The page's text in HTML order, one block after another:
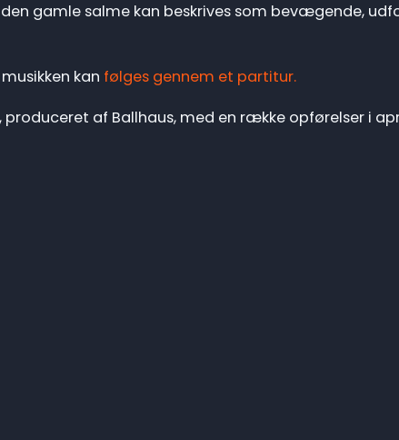
gamle salme kan beskrives som bevægende,
kan følges gennem et partitur.
af Ballhaus, med en række opførelser i